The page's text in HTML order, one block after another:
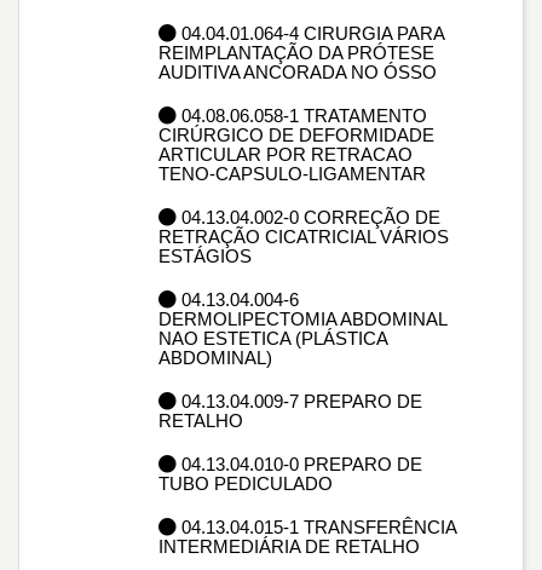
04.04.01.064-4 CIRURGIA PARA
REIMPLANTAÇÃO DA PRÓTESE
AUDITIVA ANCORADA NO ÓSSO
04.08.06.058-1 TRATAMENTO
CIRÚRGICO DE DEFORMIDADE
ARTICULAR POR RETRACAO
TENO-CAPSULO-LIGAMENTAR
04.13.04.002-0 CORREÇÃO DE
RETRAÇÃO CICATRICIAL VÁRIOS
ESTÁGIOS
04.13.04.004-6
DERMOLIPECTOMIA ABDOMINAL
NAO ESTETICA (PLÁSTICA
ABDOMINAL)
04.13.04.009-7 PREPARO DE
RETALHO
04.13.04.010-0 PREPARO DE
TUBO PEDICULADO
04.13.04.015-1 TRANSFERÊNCIA
INTERMEDIÁRIA DE RETALHO